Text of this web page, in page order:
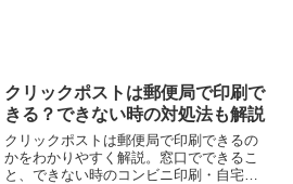
クリックポストは郵便局で印刷で
きる？できない時の対処法も解説
クリックポストは郵便局で印刷できるの
かをわかりやすく解説。窓口でできるこ
と、できない時のコンビニ印刷・自宅印